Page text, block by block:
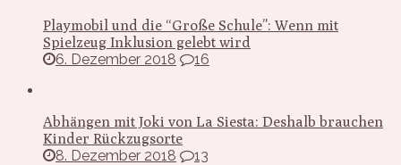
Playmobil und die “Große Schule”: Wenn mit
Spielzeug Inklusion gelebt wird
6. Dezember 2018
16
Abhängen mit Joki von La Siesta: Deshalb brauchen
Kinder Rückzugsorte
8. Dezember 2018
13